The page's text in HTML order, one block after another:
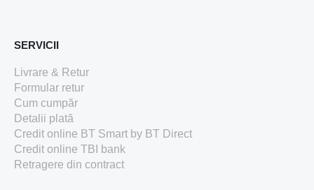
SERVICII
Livrare & Retur
Formular retur
Cum cumpăr
Detalii plată
Credit online BT Smart by BT Direct
Credit online TBI bank
Retragere din contract